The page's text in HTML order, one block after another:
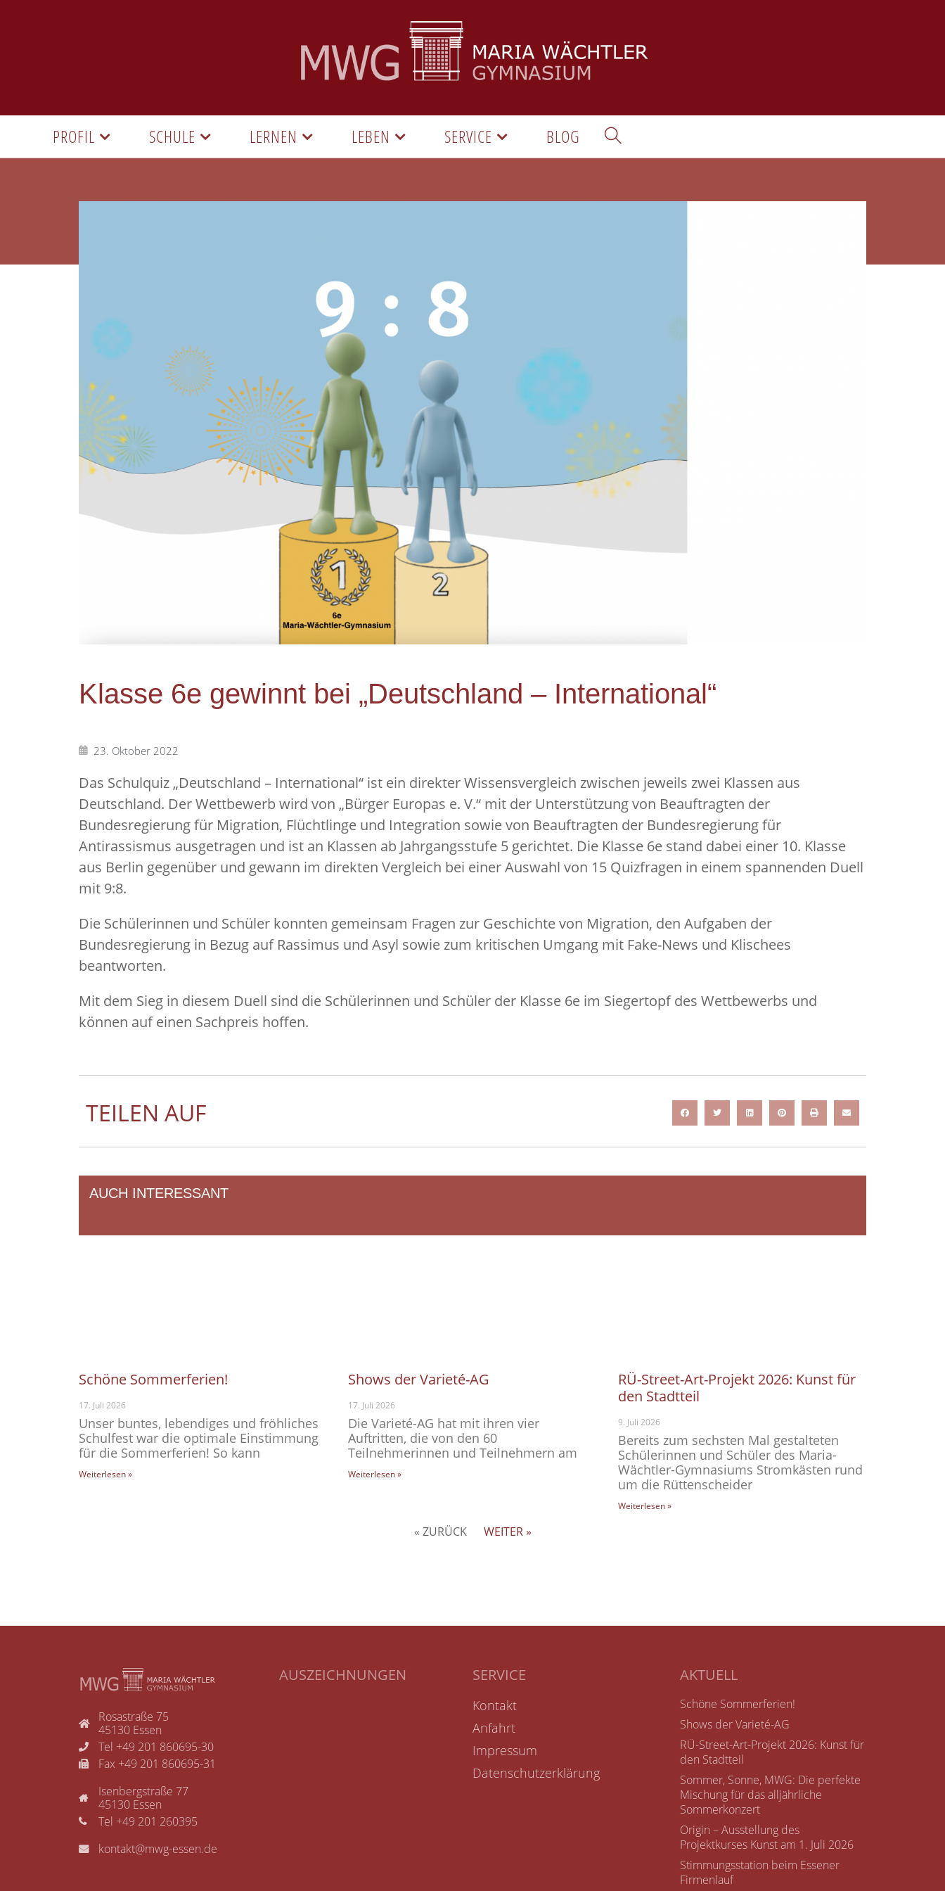
PROFIL SCHULE LERNEN LEBEN SERVICE BLOG
Klasse 6e gewinnt bei „Deutschland – International“
23. Oktober 2022
Das Schulquiz „Deutschland – International“ ist ein direkter Wissensvergleich zwischen jeweils zwei Klassen aus
Deutschland. Der Wettbewerb wird von „Bürger Europas e. V.“ mit der Unterstützung von Beauftragten der
Bundesregierung für Migration, Flüchtlinge und Integration sowie von Beauftragten der Bundesregierung für
Antirassismus ausgetragen und ist an Klassen ab Jahrgangsstufe 5 gerichtet. Die Klasse 6e stand dabei einer 10. Klasse
aus Berlin gegenüber und gewann im direkten Vergleich bei einer Auswahl von 15 Quizfragen in einem spannenden Duell
mit 9:8.
Die Schülerinnen und Schüler konnten gemeinsam Fragen zur Geschichte von Migration, den Aufgaben der
Bundesregierung in Bezug auf Rassimus und Asyl sowie zum kritischen Umgang mit Fake-News und Klischees
beantworten.
Mit dem Sieg in diesem Duell sind die Schülerinnen und Schüler der Klasse 6e im Siegertopf des Wettbewerbs und
können auf einen Sachpreis hoffen.
TEILEN AUF
AUCH INTERESSANT
Schöne Sommerferien!
17. Juli 2026
Unser buntes, lebendiges und fröhliches
Schulfest war die optimale Einstimmung
für die Sommerferien! So kann
Weiterlesen »
Shows der Varieté-AG
17. Juli 2026
Die Varieté-AG hat mit ihren vier
Auftritten, die von den 60
Teilnehmerinnen und Teilnehmern am
Weiterlesen »
RÜ-Street-Art-Projekt 2026: Kunst für
den Stadtteil
9. Juli 2026
Bereits zum sechsten Mal gestalteten
Schülerinnen und Schüler des Maria-
Wächtler-Gymnasiums Stromkästen rund
um die Rüttenscheider
Weiterlesen »
« ZURÜCK WEITER »
Rosastraße 75
45130 Essen
Tel +49 201 860695-30
Fax +49 201 860695-31
Isenbergstraße 77
45130 Essen
Tel +49 201 260395
kontakt@mwg-essen.de
AUSZEICHNUNGEN SERVICE
Kontakt
Anfahrt
Impressum
Datenschutzerklärung
AKTUELL
Schöne Sommerferien!
Shows der Varieté-AG
RÜ-Street-Art-Projekt 2026: Kunst für
den Stadtteil
Sommer, Sonne, MWG: Die perfekte
Mischung für das alljährliche
Sommerkonzert
Origin – Ausstellung des
Projektkurses Kunst am 1. Juli 2026
Stimmungsstation beim Essener
Firmenlauf